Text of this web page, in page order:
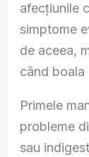
afecțiunile
simptome
de aceea,
când boala
Primele
probleme
sau